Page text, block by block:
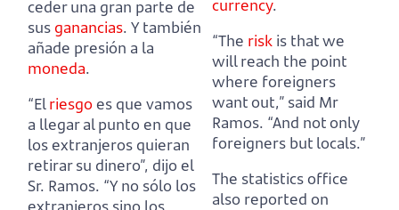
ceder una gran parte de
sus ganancias. Y también
añade presión a la
moneda.
“Elriesgoes que vamos
a llegar al punto en que
los extranjeros quieran
retirar su dinero”, dijo el
Sr. Ramos. “Y no sólo los
currency.
“The risk is that we
will reach the point
where foreigners
want out,” said Mr
Ramos. “And not only
foreigners but locals.”
The statistics office
also reported on